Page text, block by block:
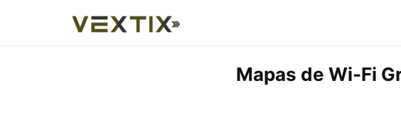
Mapas de Wi-Fi